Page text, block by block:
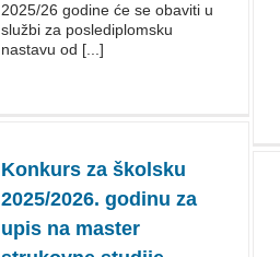
2025/26 godine će se obaviti u
službi za poslediplomsku
nastavu od [...]
Konkurs za školsku
2025/⁠2026. godinu za
upis na master